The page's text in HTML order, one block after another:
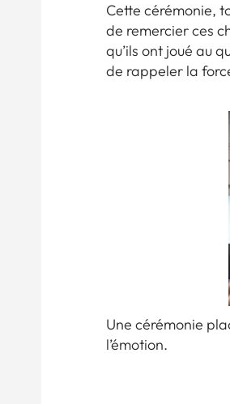
Cette cérémonie,
de remercier ces
qu’ils ont joué au
de rappeler la
Une cérémonie
l’émotion.